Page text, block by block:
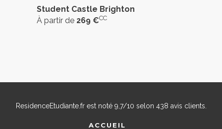
Student Castle Brighton
À partir de 269 €CC
ResidenceEtudiante.frest noté 9,7/10 selon 438 avis clients.
ACCUEIL